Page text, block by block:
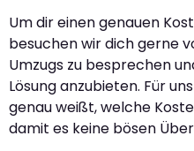
Um dir einen genauen
besuchen wir dich gerne
Umzugs zu besprechen
Lösung anzubieten. Für
genau weißt, welche
damit es keine bösen